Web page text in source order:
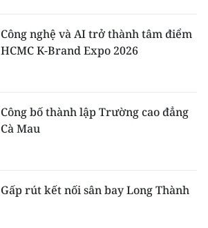
Công nghệ và AI trở thành tâm điểm
HCMC K-Brand Expo 2026
Công bố thành lập Trường cao đẳng
Cà Mau
Gấp rút kết nối sân bay Long Thành